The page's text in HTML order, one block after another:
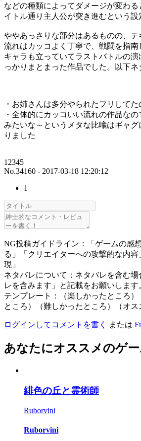
などの種類によってダメージが変わ
イトル通り主人公が突き進むという設
ややあっさりな部分はあるものの、
流れはカッコよく丁寧で、戦闘を指
キャラも立っていてラストバトルの
っかりまとまった作品でした。以下ネ
・お姉さんは多分やられたフリしてた
・全体的にカッコいい流れの作品な
みたいな～というメタな比喩はギャ
りました
12345
No.34160 - 2017-03-18 12:20:12
1
NG投稿ガイドライン：「ゲームの感
る」「クリエイターへの攻撃的な内
現」
ネタバレについて：ネタバレを含む
レを含みます」と記載をお願いします
テンプレート：（楽しかったところ
ところ）（難しかったところ）（オス
ログインしてコメントを書く または
あなたにオススメのゲ
緋色の丘と霊術師
Ruborvini
Ruborvini